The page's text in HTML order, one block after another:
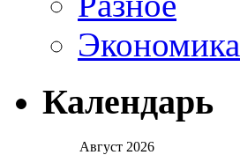
Экономика
Календарь
Август 2026